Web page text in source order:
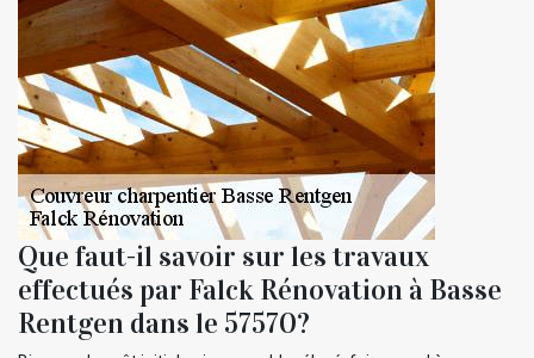
Que faut-il savoir sur les travaux
effectués par Falck Rénovation à Basse
Rentgen dans le 57570?